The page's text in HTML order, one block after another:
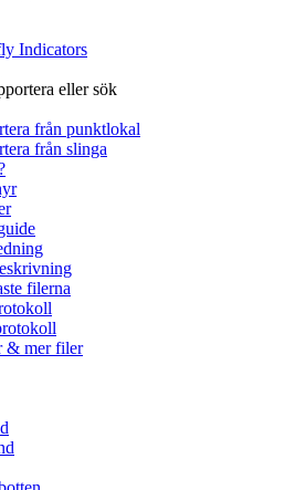
Indicators
eller sök
från punktlokal
från slinga
filerna
& mer filer